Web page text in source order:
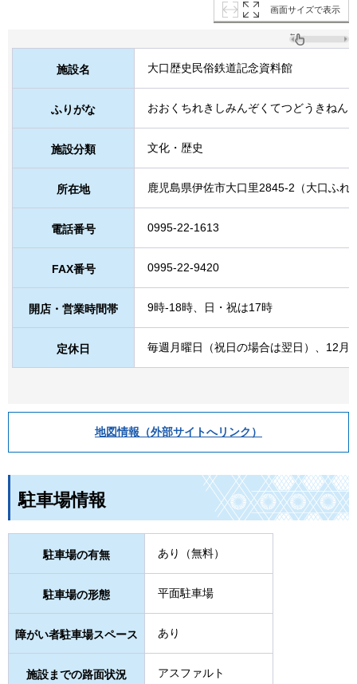
画面サイズで表示
施設名 大口歴史民俗鉄道記念資料館
ふりがな おおくちれきしみんぞくてつどうきねん
施設分類 文化・歴史
所在地 鹿児島県伊佐市大口里2845-2（大口ふれ
電話番号 0995-22-1613
FAX番号 0995-22-9420
開店・営業時間帯 9時-18時、日・祝は17時
定休日 毎週月曜日（祝日の場合は翌日）、12月
地図情報（外部サイトへリンク）
駐車場情報
駐車場の有無 あり（無料）
駐車場の形態 平面駐車場
障がい者駐車場スペース あり
施設までの路面状況 アスファルト